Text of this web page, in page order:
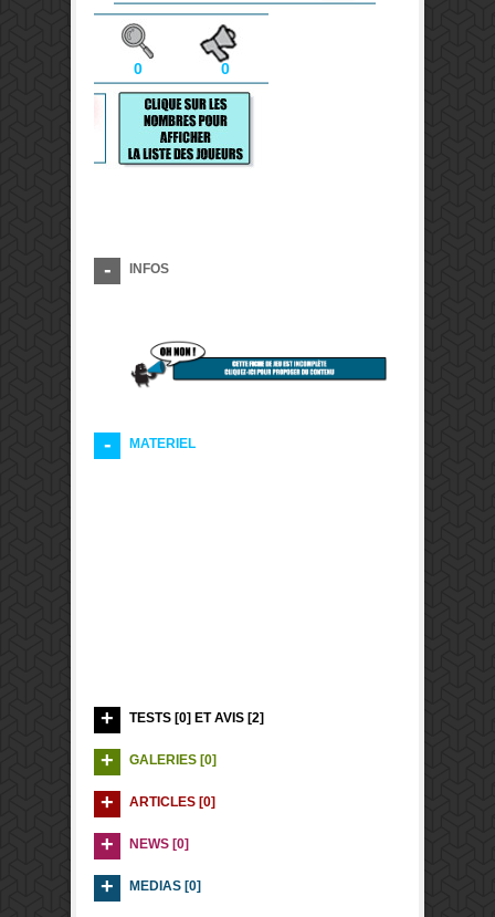
0 0
INFOS
MATERIEL
TESTS [0] ET AVIS [2]
GALERIES [0]
ARTICLES [0]
NEWS [0]
MEDIAS [0]